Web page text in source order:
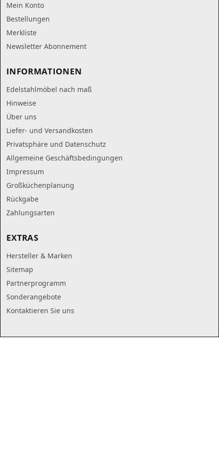
Mein Konto
Bestellungen
Merkliste
Newsletter Abonnement
INFORMATIONEN
Edelstahlmöbel nach maß
Hinweise
Über uns
Liefer- und Versandkosten
Privatsphäre und Datenschutz
Allgemeine Geschäftsbedingungen
Impressum
Großküchenplanung
Rückgabe
Zahlungsarten
EXTRAS
Hersteller & Marken
Sitemap
Partnerprogramm
Sonderangebote
Kontaktieren Sie uns